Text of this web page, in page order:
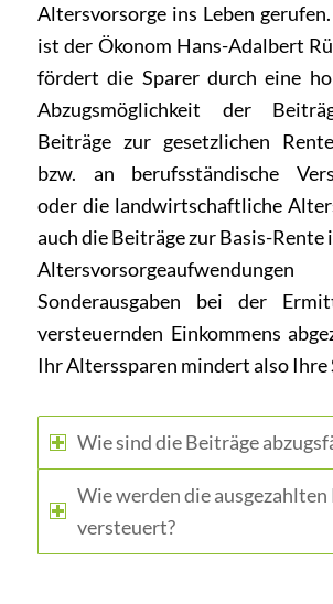
Altersvorsorge ins Leben
ist der Ökonom Hans-Adalbert
fördert die Sparer durch eine
Abzugsmöglichkeit der
Beiträge zur gesetzlichen
bzw. an berufsständische
oder die landwirtschaftliche
auch die Beiträge zur Basis-Rente
Sonderausgaben bei der
versteuernden Einkommens
Ihr Alterssparen mindert also Ihre
Wie sind die Beiträge
Wie werden die ausgezahlten
versteuert?